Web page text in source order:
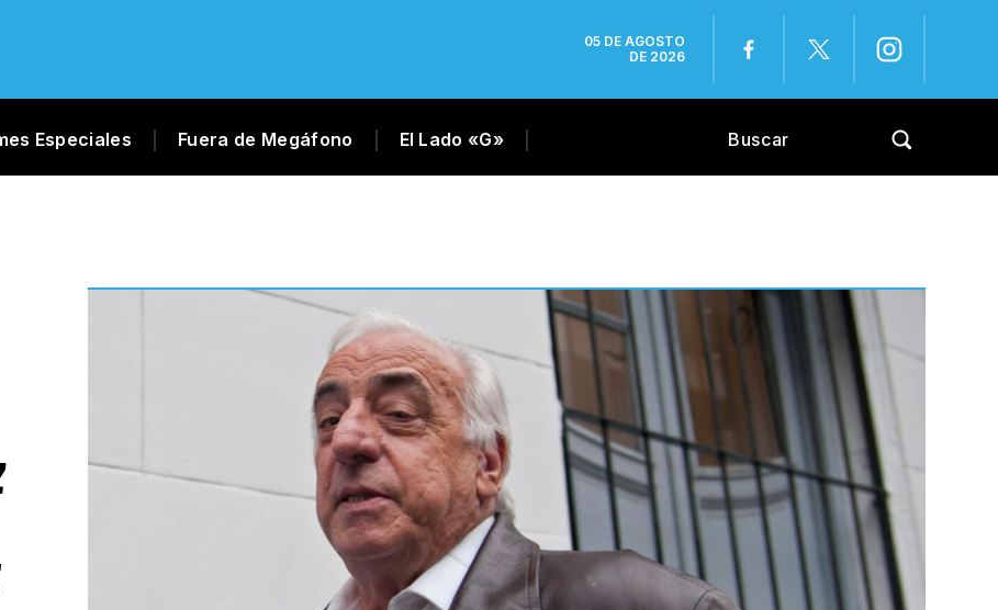
05 DE AGOSTO
DE 2026
Especiales Fuera de Megáfono El Lado «G»